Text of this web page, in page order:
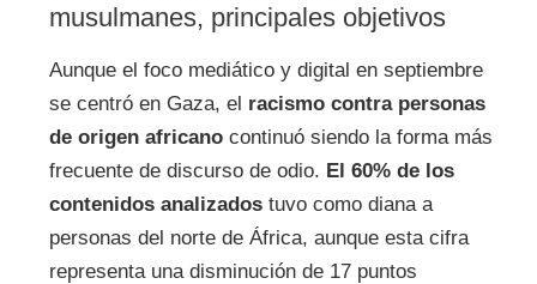
musulmanes, principales objetivos
Aunque el foco mediático y digital en septiembre
se centró en Gaza, el racismo contra personas
de origen africanocontinuó siendo la forma más
frecuente de discurso de odio. El 60% de los
contenidos analizadostuvo como diana a
personas del norte de África, aunque esta cifra
representa una disminución de 17 puntos